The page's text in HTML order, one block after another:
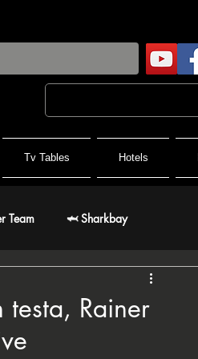
Tv Tables Hotels
Team 🦈 Sharkbay
🇫🇷 FPF France Poker Festival
PSPC
Rainer